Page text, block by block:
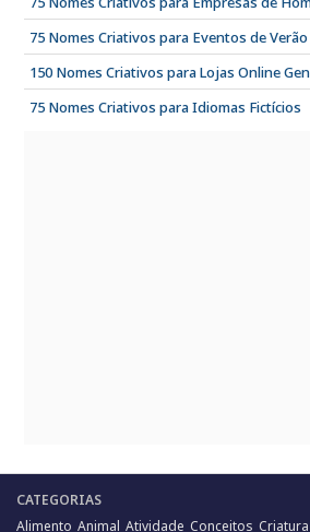
75 Nomes Criativos para Eventos de Verão
150 Nomes Criativos para Lojas Online
75 Nomes Criativos para Idiomas Fictícios
CATEGORIAS
Alimento Animal Atividade Conceitos Criatura